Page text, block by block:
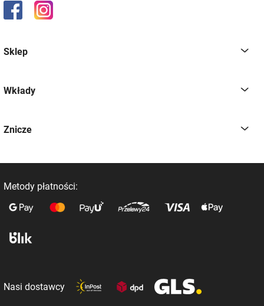
Sklep
Wkłady
Znicze
Metody płatności:
Nasi dostawcy